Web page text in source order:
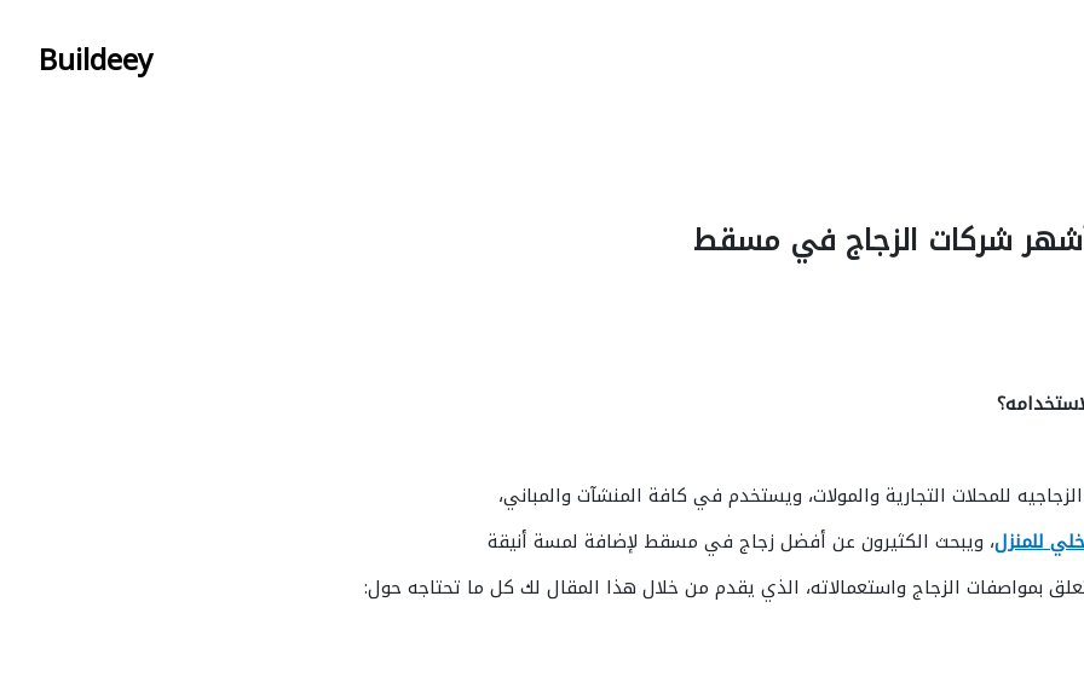
Buildeey
شركات الزجاج في مسقط
للمحلات التجارية والمولات، ويستخدم في كافة المنشآت والمباني،
للمنزل، ويبحث الكثيرون عن أفضل زجاج في مسقط لإضافة لمسة أنيقة
بمواصفات الزجاج واستعمالاته، الذي يقدم من خلال هذا المقال لك كل ما تحتاجه حول: